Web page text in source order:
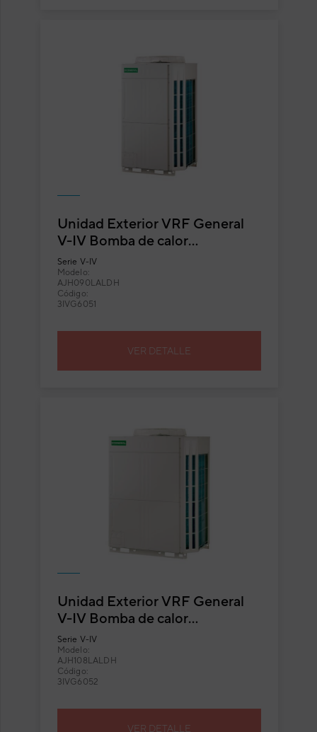
Unidad Exterior VRF General
V-IV Bomba de calor
AJH090LALDH
Serie V-IV
Modelo:
AJH090LALDH
Código:
3IVG6051
VER DETALLE
Unidad Exterior VRF General
V-IV Bomba de calor
AJH108LALDH
Serie V-IV
Modelo:
AJH108LALDH
Código:
3IVG6052
VER DETALLE